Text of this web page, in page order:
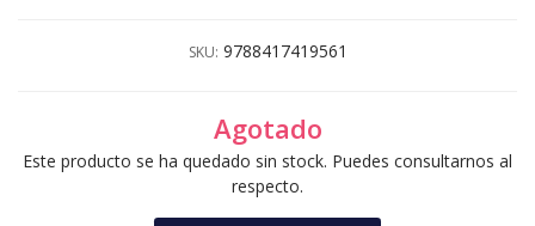
SKU: 9788417419561
Agotado
Este producto se ha quedado sin stock. Puedes consultarnos al
respecto.